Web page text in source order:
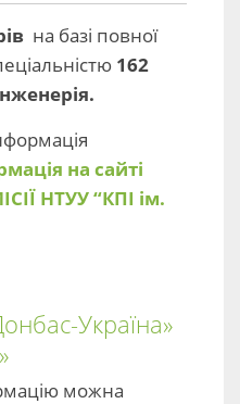
на базі повної
162
на сайті
НТУУ “КПІ ім.
Україна»
можна